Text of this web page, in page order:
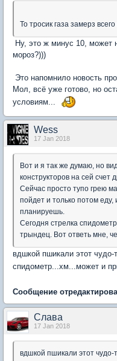
То тросик газа замерз
Ну, это ж минус 10, может
мороз?)))
Это напомнило новость
Мол, всё уже готово, но
условиям...
Wess
17 Jan 2018
Вот и я так же думаю, но
конструкторов на сей счет
Сейчас просто тупо грею
пойдет и только потом
планируешь.
Сегодня стрелка
трындец. Вот ответь мне,
вдшкой пшикали этот чудо-
спидометр...хм...может и
Сообщение
Слaва
17 Jan 2018
вдшкой пшикали этот чудо-